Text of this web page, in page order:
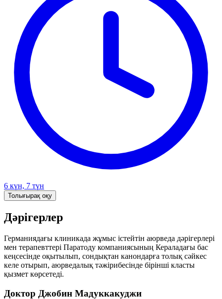
6 күн, 7 түн
Толығырақ оқу
Дәрігерлер
Германиядағы клиникада жұмыс істейтін аюрведа дәрігерлері
мен терапевттері Паратоду компаниясының Кераладағы бас
кеңсесінде оқытылып, сондықтан канондарға толық сәйкес
келе отырып, аюрведалық тәжірибесінде бірінші класты
қызмет көрсетеді.
Доктор Джобин Мадуккакуджи